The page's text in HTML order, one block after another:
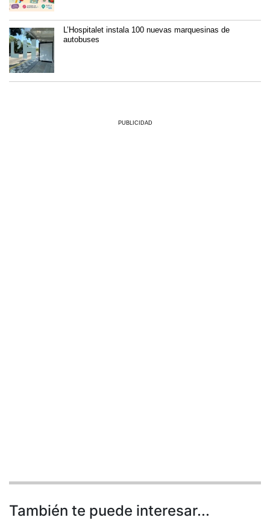
L’Hospitalet instala 100 nuevas marquesinas de
autobuses
PUBLICIDAD
También te puede interesar...